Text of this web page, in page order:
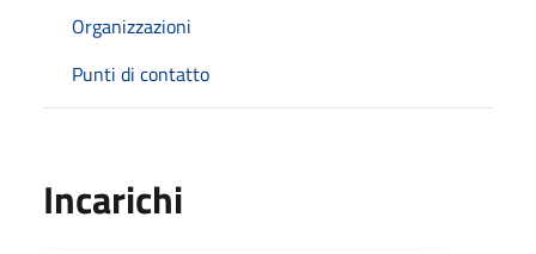
Organizzazioni
Punti di contatto
Incarichi